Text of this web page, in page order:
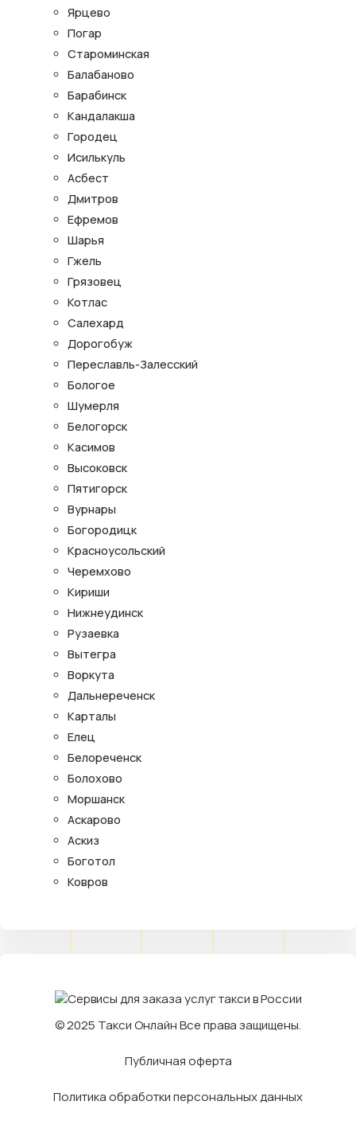
Ярцево
Погар
Староминская
Балабаново
Барабинск
Кандалакша
Городец
Исилькуль
Асбест
Дмитров
Ефремов
Шарья
Гжель
Грязовец
Котлас
Салехард
Дорогобуж
Переславль-Залесский
Бологое
Шумерля
Белогорск
Касимов
Высоковск
Пятигорск
Вурнары
Богородицк
Красноусольский
Черемхово
Кириши
Нижнеудинск
Рузаевка
Вытегра
Воркута
Дальнереченск
Карталы
Елец
Белореченск
Болохово
Моршанск
Аскарово
Аскиз
Боготол
Ковров
© 2025 Такси ОнлайнВсе права защищены.
Публичная оферта
Политика обработки персональных данных